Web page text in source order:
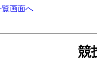
覧画面へ
競